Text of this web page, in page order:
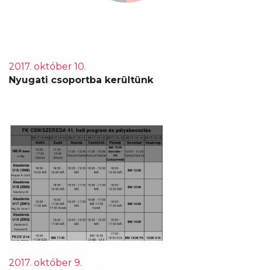
2017. október 10.
Nyugati csoportba kerültünk
2017. október 9.